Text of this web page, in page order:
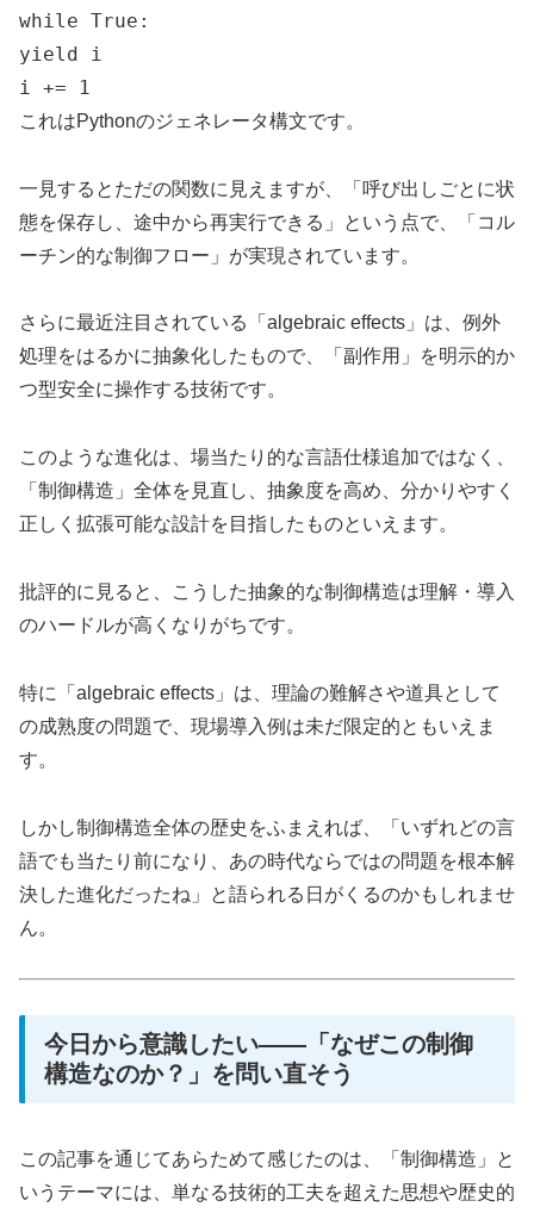
while True:
yield i
i += 1
これはPythonのジェネレータ構文です。
一見するとただの関数に見えますが、「呼び出しごとに状
態を保存し、途中から再実行できる」という点で、「コル
ーチン的な制御フロー」が実現されています。
さらに最近注目されている「algebraic effects」は、例外
処理をはるかに抽象化したもので、「副作用」を明示的か
つ型安全に操作する技術です。
このような進化は、場当たり的な言語仕様追加ではなく、
「制御構造」全体を見直し、抽象度を高め、分かりやすく
正しく拡張可能な設計を目指したものといえます。
批評的に見ると、こうした抽象的な制御構造は理解・導入
のハードルが高くなりがちです。
特に「algebraic effects」は、理論の難解さや道具として
の成熟度の問題で、現場導入例は未だ限定的ともいえま
す。
しかし制御構造全体の歴史をふまえれば、「いずれどの言
語でも当たり前になり、あの時代ならではの問題を根本解
決した進化だったね」と語られる日がくるのかもしれませ
ん。
今日から意識したい——「なぜこの制御
構造なのか？」を問い直そう
この記事を通じてあらためて感じたのは、「制御構造」と
いうテーマには、単なる技術的工夫を超えた思想や歴史的